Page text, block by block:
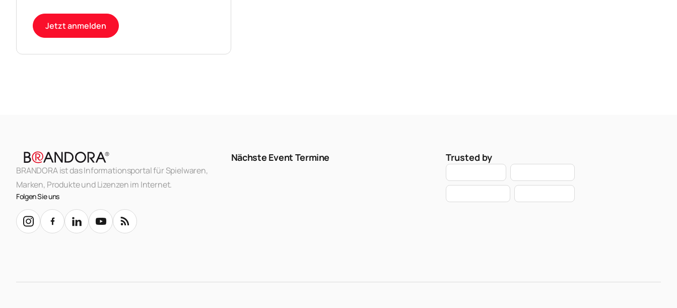
Jetzt anmelden
BRANDORA ist das Informationsportal für Spielwaren,
Marken, Produkte und Lizenzen im Internet.
Folgen Sie uns
Nächste Event Termine Trusted by